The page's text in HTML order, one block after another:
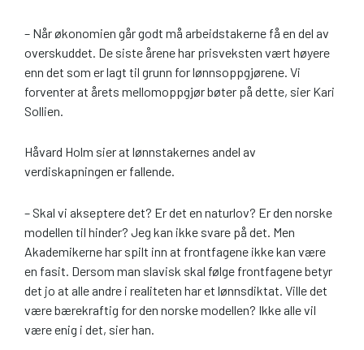
– Når økonomien går godt må arbeidstakerne få en del av
overskuddet. De siste årene har prisveksten vært høyere
enn det som er lagt til grunn for lønnsoppgjørene. Vi
forventer at årets mellomoppgjør bøter på dette, sier Kari
Sollien.
Håvard Holm sier at lønnstakernes andel av
verdiskapningen er fallende.
– Skal vi akseptere det? Er det en naturlov? Er den norske
modellen til hinder? Jeg kan ikke svare på det. Men
Akademikerne har spilt inn at frontfagene ikke kan være
en fasit. Dersom man slavisk skal følge frontfagene betyr
det jo at alle andre i realiteten har et lønnsdiktat. Ville det
være bærekraftig for den norske modellen? Ikke alle vil
være enig i det, sier han.